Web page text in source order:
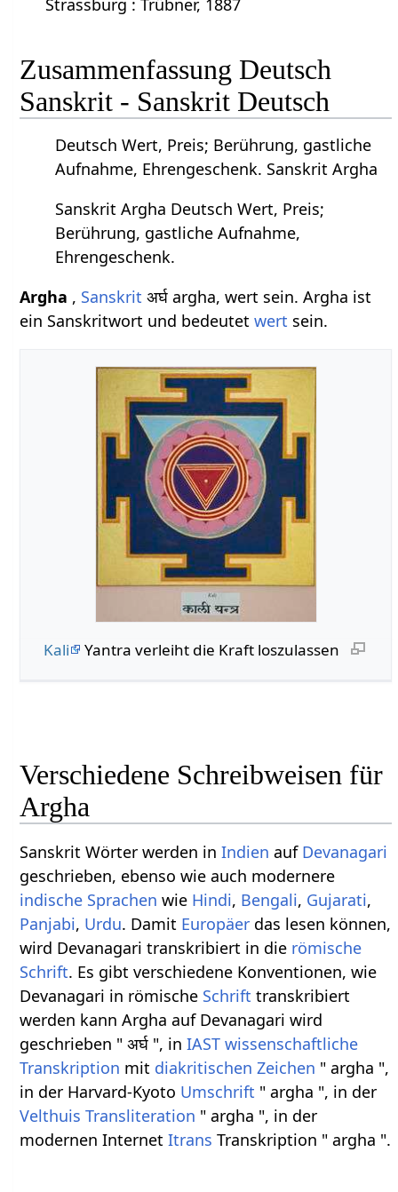
Strassburg : Trübner, 1887
Zusammenfassung Deutsch
Sanskrit - Sanskrit Deutsch
Deutsch Wert, Preis; Berührung, gastliche
Aufnahme, Ehrengeschenk. Sanskrit Argha
Sanskrit Argha Deutsch Wert, Preis;
Berührung, gastliche Aufnahme,
Ehrengeschenk.
Argha , Sanskrit अर्घ argha, wert sein. Argha ist
ein Sanskritwort und bedeutetwert sein.
Kali Yantra verleiht die Kraft loszulassen
Verschiedene Schreibweisen für
Argha
Sanskrit Wörter werden inIndien auf Devanagari
geschrieben, ebenso wie auch modernere
indische Sprachen wie Hindi, Bengali, Gujarati,
Panjabi, Urdu. Damit Europäer das lesen können,
wird Devanagari transkribiert in die römische
Schrift. Es gibt verschiedene Konventionen, wie
Devanagari in römische Schrift transkribiert
werden kann Argha auf Devanagari wird
geschrieben " अर्घ ", inIAST wissenschaftliche
Transkription mit diakritischen Zeichen " argha ",
in der Harvard-Kyoto Umschrift " argha ", in der
Velthuis Transliteration " argha ", in der
modernen InternetItrans Transkription " argha ".